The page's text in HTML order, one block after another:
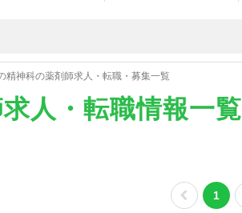
精神科の薬剤師求人・転職・募集一覧
人・転職情報一覧
1